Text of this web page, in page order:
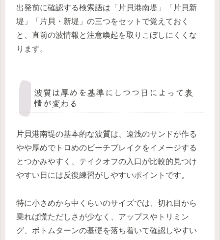
出発前に確認する検索語は「片貝港南堤」「片貝新
堤」「片貝・新堤」の三つをセットで覚えておく
と、直前の波情報と注意喚起を取りこぼしにくくな
ります。
波質は厚めを基準にしつつ日によって表
情が変わる
片貝港南堤の基本的な波質は、遠浅のサンドが作る
やや厚めでトロめのビーチブレイクをイメージする
とつかみやすく、テイクオフの入口が比較的見つけ
やすい日には反復練習がしやすいポイントです。
特に小さめから中くらいのサイズでは、切れ目から
乗れば慌ただしさが少なく、アップスやトリミン
グ、ボトムターンの基礎を落ち着いて確認しやすい